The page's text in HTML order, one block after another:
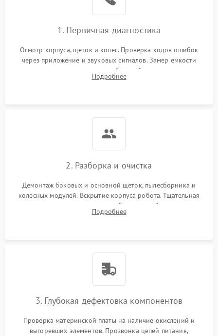
1. Первичная диагностика
Осмотр корпуса, щеток и колес. Проверка кодов ошибок
через приложение и звуковых сигналов. Замер емкости
аккумулятора и тестирование базовой станции зарядки.
Оценка работы лидара, бампера и датчиков падения для
Подробнее
2. Разборка и очистка
Демонтаж боковых и основной щеток, пылесборника и
колесных модулей. Вскрытие корпуса робота. Тщательная
очистка внутренних полостей, шестерней и плат от
скопившейся пыли, волос и шерсти животных с
Подробнее
3. Глубокая дефектовка компонентов
Проверка материнской платы на наличие окислений и
выгоревших элементов. Прозвонка цепей питания,